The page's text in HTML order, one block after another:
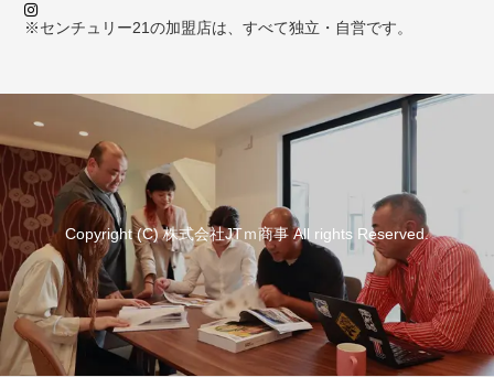
※センチュリー21の加盟店は、すべて独立・自営です。
Copyright (C) 株式会社JTｍ商事 All rights Reserved.